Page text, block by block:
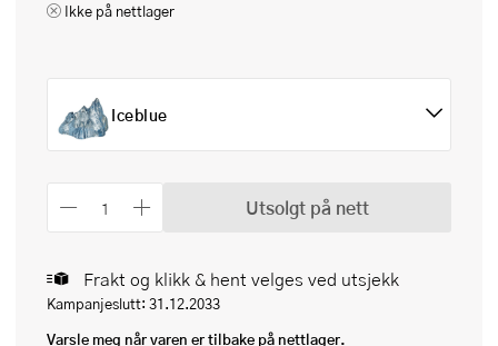
Ikke på nettlager
Iceblue
Utsolgt på nett
Frakt og klikk & hent velges ved utsjekk
Kampanjeslutt: 31.12.2033
Varsle meg når varen er tilbake på nettlager.